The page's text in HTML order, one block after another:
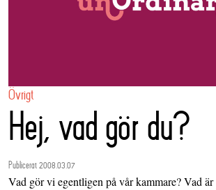
Övrigt
Hej, vad gör du?
Publicerat 2008.03.07
Vad gör vi egentligen på vår kammare? Vad